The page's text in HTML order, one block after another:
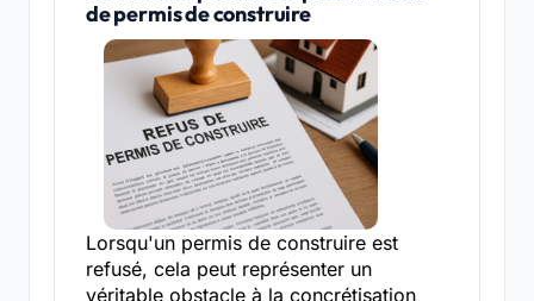
de permis de construire
Lorsqu'un permis de construire est
refusé, cela peut représenter un
véritable obstacle à la concrétisation